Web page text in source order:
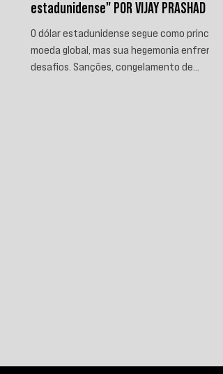
estadunidense" POR VIJAY PRASHAD
O dólar estadunidense segue como principal
moeda global, mas sua hegemonia enfrenta
desafios. Sanções, congelamento de